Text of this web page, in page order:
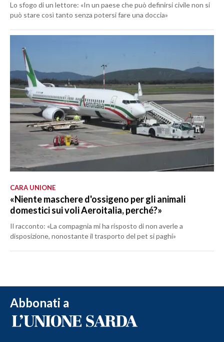
Lo sfogo di un lettore: «In un paese che può definirsi civile non si
può stare così tanto senza potersi fare una doccia»
CARA UNIONE
«Niente maschere d'ossigeno per gli animali
domestici sui voli Aeroitalia, perché?»
Il racconto: «La compagnia mi ha risposto di non averle a
disposizione, nonostante il trasporto del pet si paghi»
Abbonati a